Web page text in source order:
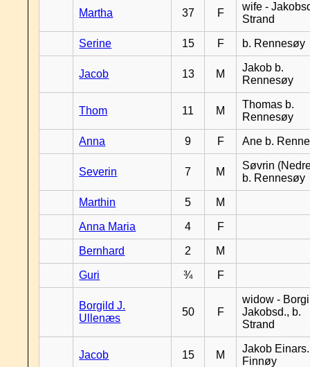
Martha 37 F
wife -
Strand
Serine 15 F b. Rennesøy
Jacob 13 M
Jakob b.
Rennesøy
Thom 11 M
Thomas b.
Rennesøy
Anna 9 F Ane b.
Severin 7 M
Søvrin
b. Rennesøy
Marthin 5 M
Anna Maria 4 F
Bernhard 2 M
Guri ¾ F
Borgild J.
Ullenæs
50 F
widow -
Jakobsd., b.
Strand
Jacob 15 M
Jakob
Finnøy